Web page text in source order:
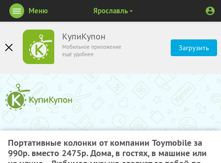
КупиКупон
Мобильное приложение
ещё удобнее
Загрузить
Меню Ярославль
Портативные колонки от компании Toymobile за
990р. вместо 2475р. Дома, в гостях, в машине или